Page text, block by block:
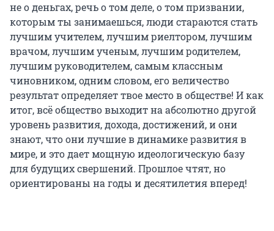
не о деньгах, речь о том деле, о том призвании,
которым ты занимаешься, люди стараются стать
лучшим учителем, лучшим риелтором, лучшим
врачом, лучшим ученым, лучшим родителем,
лучшим руководителем, самым классным
чиновником, одним словом, его величество
результат определяет твое место в обществе! И как
итог, всё общество выходит на абсолютно другой
уровень развития, дохода, достижений, и они
знают, что они лучшие в динамике развития в
мире, и это дает мощную идеологическую базу
для будущих свершений. Прошлое чтят, но
ориентированы на годы и десятилетия вперед!